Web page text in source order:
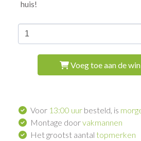
huis!
Voeg toe aan de
Voor 13:00 uur besteld, is
Montage doorvakmannen
Het grootst aantal topmerken